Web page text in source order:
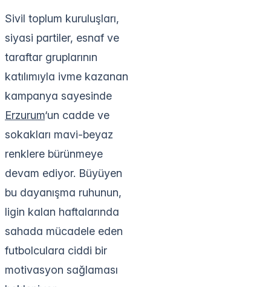
Sivil toplum kuruluşları,
siyasi partiler, esnaf ve
taraftar gruplarının
katılımıyla ivme kazanan
kampanya sayesinde
Erzurum‘un cadde ve
sokakları mavi-beyaz
renklere bürünmeye
devam ediyor. Büyüyen
bu dayanışma ruhunun,
ligin kalan haftalarında
sahada mücadele eden
futbolculara ciddi bir
motivasyon sağlaması